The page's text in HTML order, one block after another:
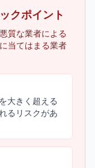
クポイント
質な業者による
当てはまる業者
大きく超える
るリスクがあ